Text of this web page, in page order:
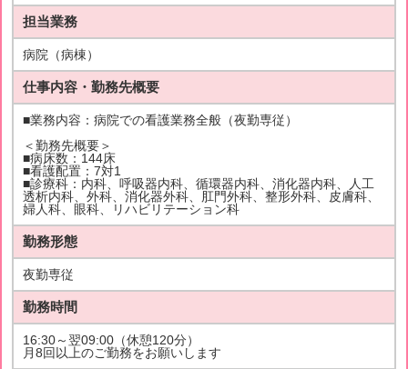
担当業務
病院（病棟）
仕事内容・勤務先概要
■業務内容：病院での看護業務全般（夜勤専従）
＜勤務先概要＞
■病床数：144床
■看護配置：7対1
■診療科：内科、呼吸器内科、循環器内科、消化器内科、人工
透析内科、外科、消化器外科、肛門外科、整形外科、皮膚科、
婦人科、眼科、リハビリテーション科
勤務形態
夜勤専従
勤務時間
16:30～翌09:00（休憩120分）
月8回以上のご勤務をお願いします